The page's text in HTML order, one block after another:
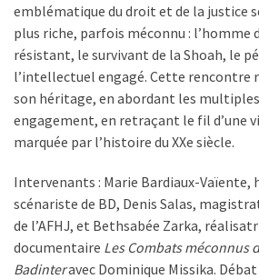
emblématique du droit et de la justice
plus riche, parfois méconnu : l’homme
résistant, le survivant de la Shoah, le
l’intellectuel engagé. Cette rencontre
son héritage, en abordant les
engagement, en retraçant le fil d’une
marquée par l’histoire du XXe siècle.
Intervenants : Marie Bardiaux-Vaïente,
scénariste de BD, Denis Salas,
de l’AFHJ, et Bethsabée Zarka,
documentaire Les Combats méconnus
Badinteravec Dominique Missika.